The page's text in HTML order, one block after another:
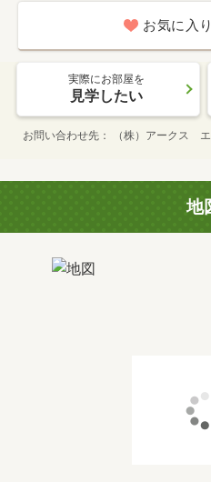
お気に入
実際にお部屋を
見学したい
お問い合わせ先 （株）アークス
地